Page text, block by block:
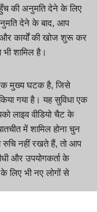
की अनुमति देने के लिए
देने के बाद, आप
और कार्यों की खोज शुरू कर
शामिल है।
मुख्य घटक है, जिसे
गया है। यह सुविधा एक
लाइव वीडियो चैट के
में शामिल होना चुन
नहीं रखते हैं, तो आप
और उपयोगकर्ता के
लिए भी नए लोगों से